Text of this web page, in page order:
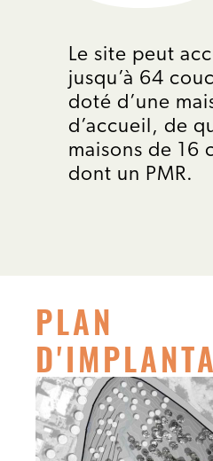
Le site peut
jusqu’à 64
doté d’une
d’accueil, de
maisons de 16
dont un PMR.
PLAN